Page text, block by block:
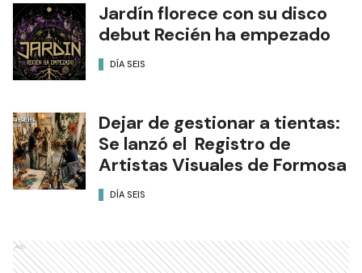
Jardín florece con su disco
debut Recién ha empezado
DÍA SEIS
Dejar de gestionar a tientas:
Se lanzó el Registro de
Artistas Visuales de Formosa
DÍA SEIS
Ads